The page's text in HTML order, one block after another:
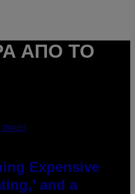
ΑΠΌ ΤΟ
Expensive
and a